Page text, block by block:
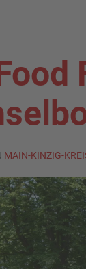
MAIN-KINZIG-